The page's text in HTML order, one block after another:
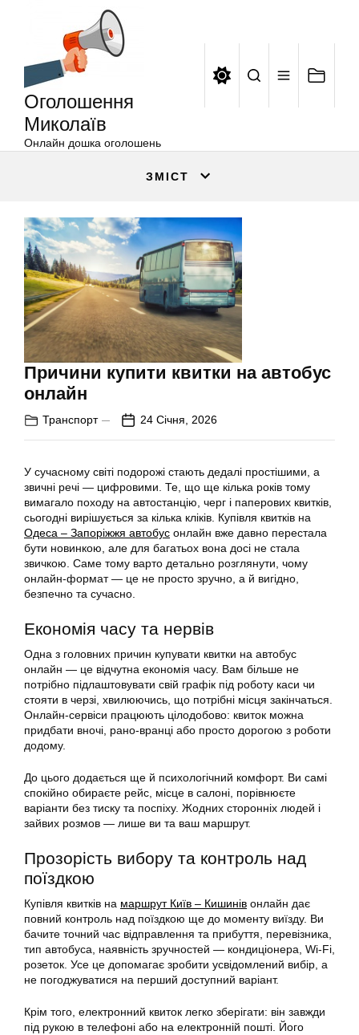
Оголошення
Миколаїв
Онлайн дошка оголошень
ЗМІСТ
Причини купити квитки на автобус
онлайн
Транспорт 24 Січня, 2026
У сучасному світі подорожі стають дедалі простішими, а
звичні речі — цифровими. Те, що ще кілька років тому
вимагало походу на автостанцію, черг і паперових квитків,
сьогодні вирішується за кілька кліків. Купівля квитків на
Одеса – Запоріжжя автобус онлайн вже давно перестала
бути новинкою, але для багатьох вона досі не стала
звичкою. Саме тому варто детально розглянути, чому
онлайн-формат — це не просто зручно, а й вигідно,
безпечно та сучасно.
Економія часу та нервів
Одна з головних причин купувати квитки на автобус
онлайн — це відчутна економія часу. Вам більше не
потрібно підлаштовувати свій графік під роботу каси чи
стояти в черзі, хвилюючись, що потрібні місця закінчаться.
Онлайн-сервіси працюють цілодобово: квиток можна
придбати вночі, рано-вранці або просто дорогою з роботи
додому.
До цього додається ще й психологічний комфорт. Ви самі
спокійно обираєте рейс, місце в салоні, порівнюєте
варіанти без тиску та поспіху. Жодних сторонніх людей і
зайвих розмов — лише ви та ваш маршрут.
Прозорість вибору та контроль над
поїздкою
Купівля квитків на маршрут Київ – Кишинів онлайн дає
повний контроль над поїздкою ще до моменту виїзду. Ви
бачите точний час відправлення та прибуття, перевізника,
тип автобуса, наявність зручностей — кондиціонера, Wi-Fi,
розеток. Усе це допомагає зробити усвідомлений вибір, а
не погоджуватися на перший доступний варіант.
Крім того, електронний квиток легко зберігати: він завжди
під рукою в телефоні або на електронній пошті. Його